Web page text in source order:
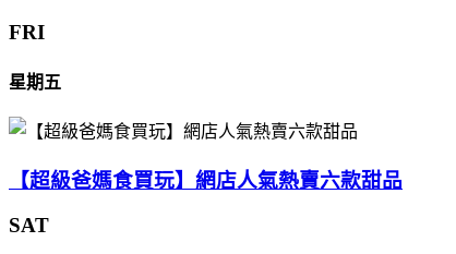
FRI
星期五
【超級爸媽食買玩】網店人氣熱賣六款甜品
SAT